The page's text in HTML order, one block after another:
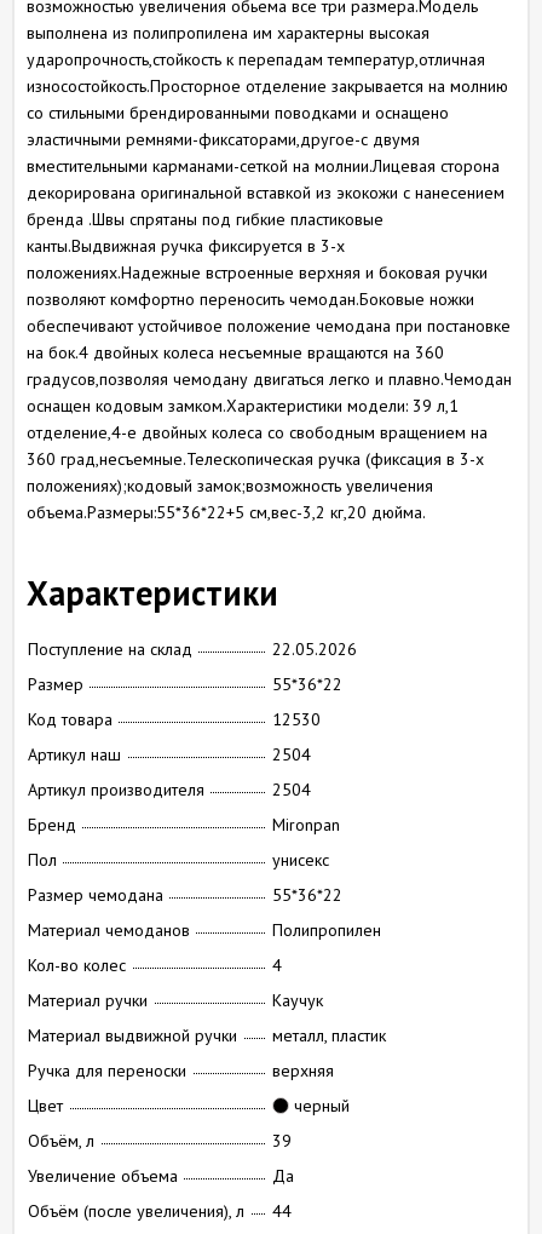
возможностью увеличения обьема все три размера.Модель
выполнена из полипропилена им характерны высокая
ударопрочность,стойкость к перепадам температур,отличная
износостойкость.Просторное отделение закрывается на молнию
со стильными брендированными поводками и оснащено
эластичными ремнями-фиксаторами,другое-с двумя
вместительными карманами-сеткой на молнии.Лицевая сторона
декорирована оригинальной вставкой из экокожи с нанесением
бренда .Швы спрятаны под гибкие пластиковые
канты.Выдвижная ручка фиксируется в 3-х
положениях.Надежные встроенные верхняя и боковая ручки
позволяют комфортно переносить чемодан.Боковые ножки
обеспечивают устойчивое положение чемодана при постановке
на бок.4 двойных колеса несъемные вращаются на 360
градусов,позволяя чемодану двигаться легко и плавно.Чемодан
оснащен кодовым замком.Характеристики модели: 39 л,1
отделение,4-е двойных колеса со свободным вращением на
360 град,несъемные.Телескопическая ручка (фиксация в 3-х
положениях);кодовый замок;возможность увеличения
объема.Размеры:55*36*22+5 см,вес-3,2 кг,20 дюйма.
Характеристики
Поступление на склад
22.05.2026
Размер
55*36*22
Код товара
12530
Артикул наш
2504
Артикул производителя
2504
Бренд
Mironpan
Пол
унисекс
Размер чемодана
55*36*22
Материал чемоданов
Полипропилен
Кол-во колес
4
Материал ручки
Каучук
Материал выдвижной ручки
металл, пластик
Ручка для переноски
верхняя
Цвет
черный
Объём, л
39
Увеличение объема
Да
Объём (после увеличения), л
44